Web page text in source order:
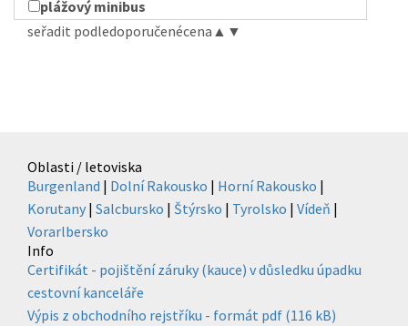
plážový minibus
seřadit podledoporučenécena ▲ ▼
Oblasti / letoviska
Burgenland | Dolní Rakousko | Horní Rakousko |
Korutany | Salcbursko | Štýrsko | Tyrolsko | Vídeň |
Vorarlbersko
Info
Certifikát - pojištění záruky (kauce) v důsledku úpadku
cestovní kanceláře
Výpis z obchodního rejstříku - formát pdf (116 kB)